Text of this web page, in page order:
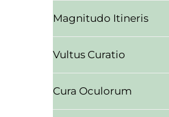
Magnitudo Itineris
Vultus Curatio
Cura Oculorum